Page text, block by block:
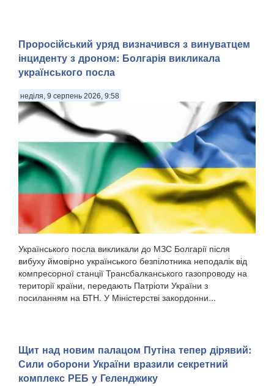
Проросійський уряд визначився з винуватцем
інциденту з дроном: Болгарія викликала
українського посла
неділя, 9 серпень 2026, 9:58
Українського посла викликали до МЗС Болгарії після
вибуху ймовірно українського безпілотника неподалік від
компресорної станції Трансбалканського газопроводу на
території країни, передають Патріоти України з
посиланням на БТН. У Міністерстві закордонни...
Щит над новим палацом Путіна тепер дірявий:
Сили оборони України вразили секретний
комплекс РЕБ у Геленджику